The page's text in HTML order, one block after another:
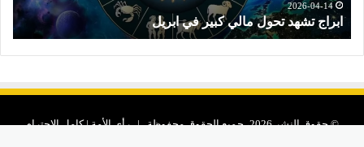
ح
و
م
ل
2026-04-14
ابراج تشهد تحول مالي كبير في ابريل
ا
ا
ن
© حقوق النشر 2026، جميع الحقوق محفوظة | رأى الأمة | كامل الاحترام